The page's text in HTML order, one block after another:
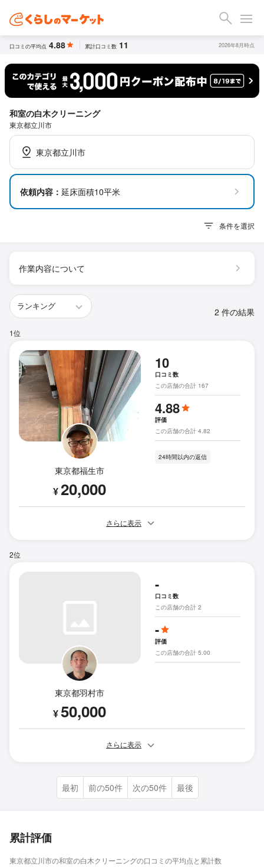
口コミの平均点 4.88 累計口コミ数 11 2026年8月時点
和室の白木クリーニング
東京都立川市
東京都立川市
依頼内容： 延床面積10平米
条件を選択
作業内容について
2 件の結果
1位
東京都福生市
¥20,000
10
口コミ数
この店舗の合計 167
4.88
評価
この店舗の合計 4.82
24時間以内の返信
さらに表示
2位
東京都羽村市
¥50,000
-
口コミ数
この店舗の合計 2
-
評価
この店舗の合計 5.00
さらに表示
最初 前の50件 次の50件 最後
累計評価
東京都立川市の和室の白木クリーニングの口コミの平均点と累計数